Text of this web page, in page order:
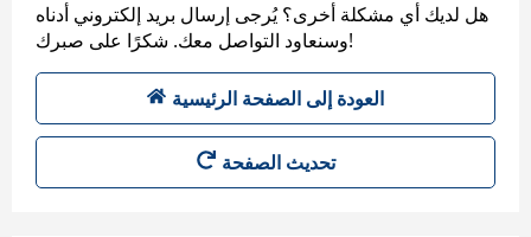
هل لديك أي مشكلة أخرى؟ يُرجى إرسال بريد إلكتروني أدناه
وسنعاود التواصل معك. شكرًا على صبرك!
العودة إلى الصفحة الرئيسية
تحديث الصفحة